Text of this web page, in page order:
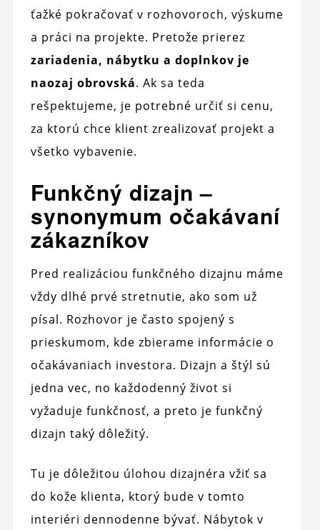
ťažké pokračovať v rozhovoroch, výskume
a práci na projekte. Pretože prierez
zariadenia, nábytku a doplnkov je
naozaj obrovská. Ak sa teda
rešpektujeme, je potrebné určiť si cenu,
za ktorú chce klient zrealizovať projekt a
všetko vybavenie.
Funkčný dizajn –
synonymum očakávaní
zákazníkov
Pred realizáciou funkčného dizajnu máme
vždy dlhé prvé stretnutie, ako som už
písal. Rozhovor je často spojený s
prieskumom, kde zbierame informácie o
očakávaniach investora. Dizajn a štýl sú
jedna vec, no každodenný život si
vyžaduje funkčnosť, a preto je funkčný
dizajn taký dôležitý.
Tu je dôležitou úlohou dizajnéra vžiť sa
do kože klienta, ktorý bude v tomto
interiéri dennodenne bývať. Nábytok v